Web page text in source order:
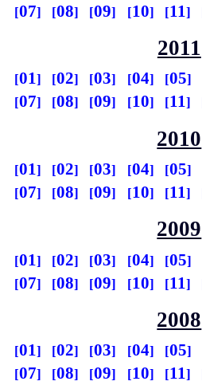
07
08 09 10 11
2011
01 02 03 04 05
07
08 09 10 11
2010
01 02 03 04 05
07
08 09 10 11
2009
01 02 03 04 05
07
08 09 10 11
2008
01 02 03 04 05
07
08 09 10 11